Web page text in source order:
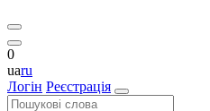
0
uaru
Логін Реєстрація